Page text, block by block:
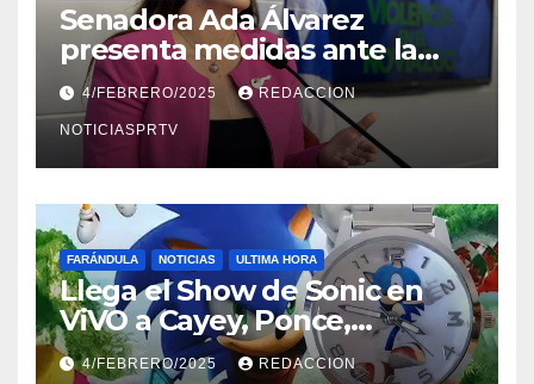
Senadora Ada Álvarez
presenta medidas ante la
violencia en el noviazgo
4/FEBRERO/2025 REDACCION
NOTICIASPRTV
FARÁNDULA NOTICIAS ULTIMA HORA
Llega el Show de Sonic en
ViVO a Cayey, Ponce,
Barceloneta y Humacao,
4/FEBRERO/2025 REDACCION